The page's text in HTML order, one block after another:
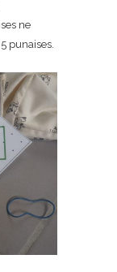
ne
punaises.